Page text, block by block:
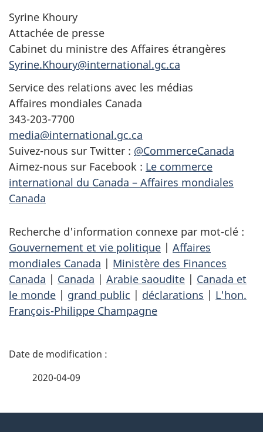
Syrine Khoury
Attachée de presse
Cabinet du ministre des Affaires étrangères
Syrine.Khoury@international.gc.ca
Service des relations avec les médias
Affaires mondiales Canada
343-203-7700
media@international.gc.ca
Suivez-nous sur Twitter : @CommerceCanada
Aimez-nous sur Facebook : Le commerce
international du Canada – Affaires mondiales
Canada
Recherche d'information connexe par mot-clé :
Gouvernement et vie politique | Affaires
mondiales Canada | Ministère des Finances
Canada | Canada | Arabie saoudite | Canada et
le monde | grand public | déclarations | L'hon.
François-Philippe Champagne
D
2020-04-09